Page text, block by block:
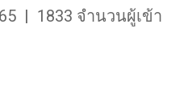
| 1833 จำนวนผู้เข้า